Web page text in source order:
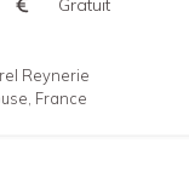
Reynerie
France